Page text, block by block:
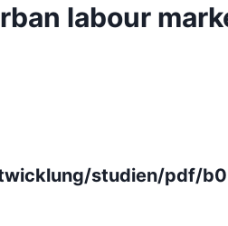
labour
studien/pdf/